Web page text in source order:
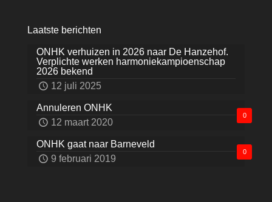
Laatste berichten
ONHK verhuizen in 2026 naar De Hanzehof.
Verplichte werken harmoniekampioenschap
2026 bekend
12 juli 2025
0
Annuleren ONHK
12 maart 2020
0
ONHK gaat naar Barneveld
9 februari 2019